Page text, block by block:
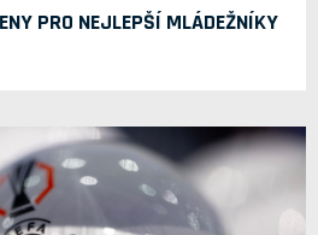
PRO NEJLEPŠÍ MLÁDEŽNÍKY